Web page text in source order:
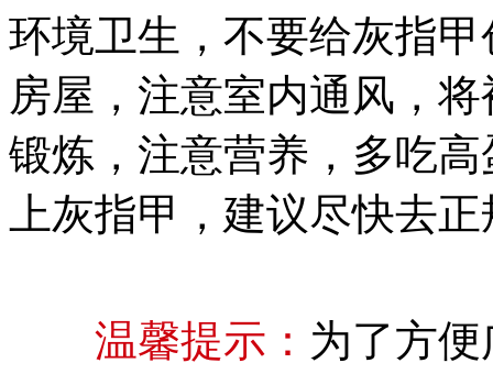
环境卫生，不要给灰指
房屋，注意室内通风，
锻炼，注意营养，多吃
上灰指甲，建议尽快去
温馨提示： 为了方